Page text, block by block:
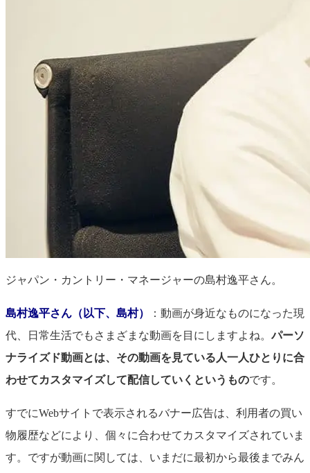
ジャパン・カントリー・マネージャーの島村逸平さん。
島村逸平さん（以下、島村）
：動画が身近なものになった現
代、日常生活でもさまざまな動画を目にしますよね。パーソ
ナライズド動画とは、その動画を見ている人一人ひとりに合
わせてカスタマイズして配信していくというものです。
すでにWebサイトで表示されるバナー広告は、利用者の買い
物履歴などにより、個々に合わせてカスタマイズされていま
す。ですが動画に関しては、いまだに最初から最後までみん